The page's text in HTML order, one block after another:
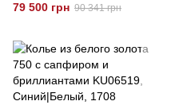
79 500 грн 90 341 грн